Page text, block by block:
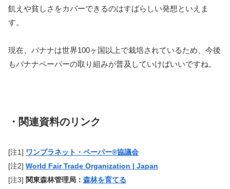
飢えや貧しさをカバーできるのはすばらしい発想といえま
す。
現在、バナナは世界100ヶ国以上で栽培されているため、今後
もバナナペーパーの取り組みが普及していけばいいですね。
・関連資料のリンク
[注1] ワンプラネット・ペーパー®協議会
[注2] World Fair Trade Organization | Japan
[注3] 関東森林管理局： 森林を育てる